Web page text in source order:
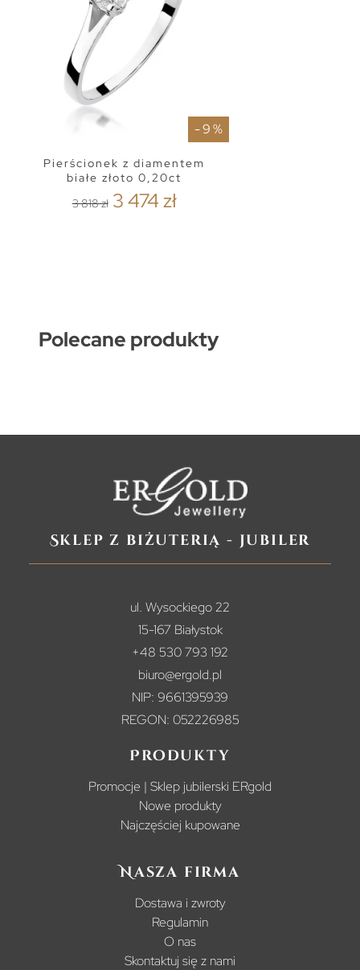
- 9 %
Pierścionek z diamentem
białe złoto 0,20ct
3 818 zł 3 474 zł
Polecane produkty
Sklep z biżuterią - jubiler
ul. Wysockiego 22
15-167 Białystok
+48 530 793 192
biuro@ergold.pl
NIP: 9661395939
REGON: 052226985
Produkty
Promocje | Sklep jubilerski ERgold
Nowe produkty
Najczęściej kupowane
Nasza firma
Dostawa i zwroty
Regulamin
O nas
Skontaktuj się z nami